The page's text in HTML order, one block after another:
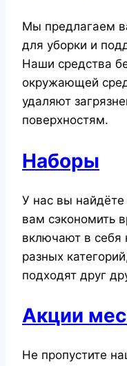
Мы предлагаем
для уборки и
Наши средства
окружающей
удаляют
поверхностям.
Наборы
У нас вы
вам сэкономить
включают в себя
разных
подходят друг
Акции
Не пропустите